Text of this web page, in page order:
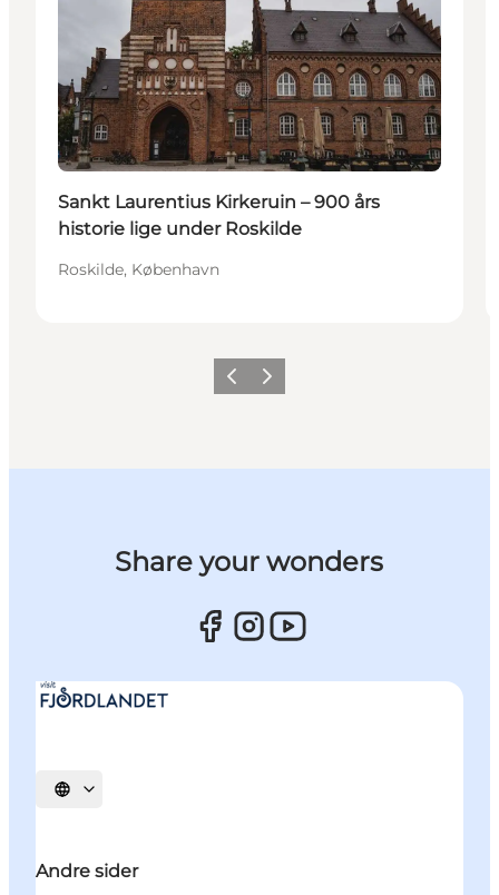
Sankt Laurentius Kirkeruin – 900 års
historie lige under Roskilde
Roskilde, København
Forrige billede
Næste billede
Share your wonders
Vælg sprog
Andre sider